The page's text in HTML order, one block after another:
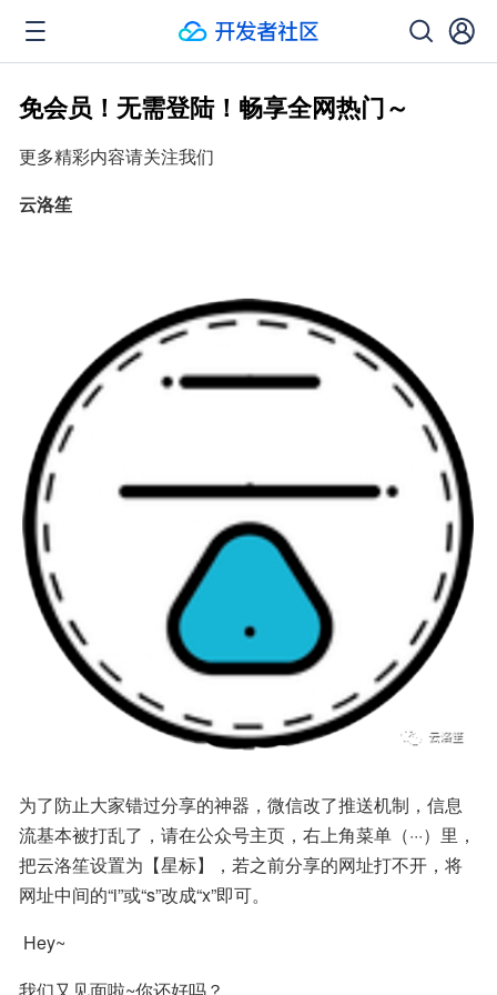
免会员！无需登陆！畅享全网热门～
更多精彩内容请关注我们
云洛笙
为了防止大家错过分享的神器，微信改了推送机制，信息
流基本被打乱了，请在公众号主页，右上角菜单（···）里，
把云洛笙设置为【星标】，若之前分享的网址打不开，将
网址中间的“i”或“s”改成“x”即可。
Hey~
我们又见面啦~你还好吗？